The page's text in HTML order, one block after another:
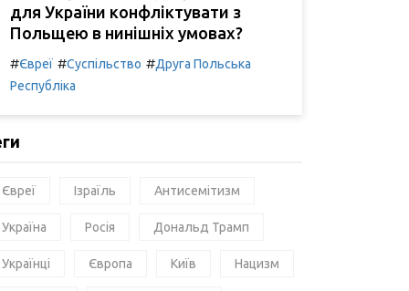
для України конфліктувати з
Польщею в нинішніх умовах?
#Євреї #Суспільство #Друга Польська
Республіка
Євреї Ізраїль Антисемітизм
Україна Росія Дональд Трамп
Українці Європа Київ Нацизм